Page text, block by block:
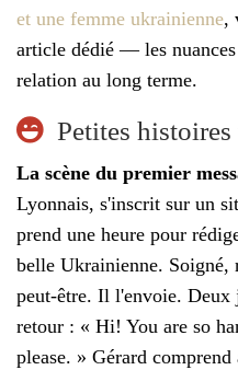
et une femme ukrainienne,
article dédié — les
relation au long terme.
Petites
La scène du premier
Lyonnais, s'inscrit sur un
prend une heure pour
belle Ukrainienne. Soigné,
peut-être. Il l'envoie.
retour : « Hi! You are so
please. » Gérard